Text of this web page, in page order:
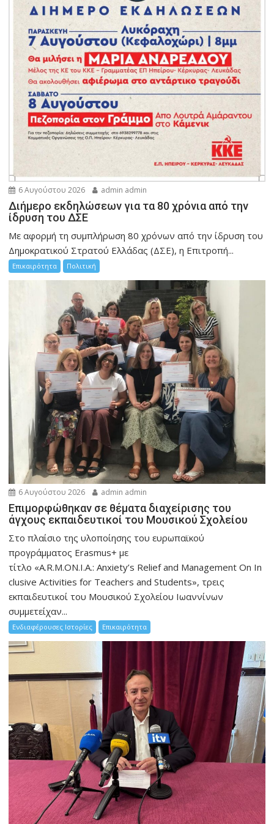
6 Αυγούστου 2026 admin admin
Διήμερο εκδηλώσεων για τα 80 χρόνια από την
ίδρυση του ΔΣΕ
Με αφορμή τη συμπλήρωση 80 χρόνων από την ίδρυση του
Δημοκρατικού Στρατού Ελλάδας (ΔΣΕ), η Επιτροπή...
Επικαιρότητα Πολιτική
6 Αυγούστου 2026 admin admin
Eπιμορφώθηκαν σε θέματα διαχείρισης του
άγχους εκπαιδευτικοί του Μουσικού Σχολείου
Στο πλαίσιο της υλοποίησης του ευρωπαϊκού
προγράμματος Erasmus+ με
τίτλο «A.R.M.ON.I.A.: Anxiety’s Relief and Management On In
clusive Activities for Teachers and Students», τρεις
εκπαιδευτικοί του Μουσικού Σχολείου Ιωαννίνων
συμμετείχαν...
Ενδιαφέρουσες Ιστορίες Επικαιρότητα